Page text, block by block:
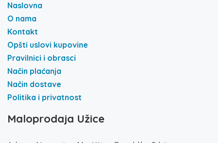
Naslovna
O nama
Kontakt
Opšti uslovi kupovine
Pravilnici i obrasci
Način plaćanja
Način dostave
Politika i privatnost
Maloprodaja Užice